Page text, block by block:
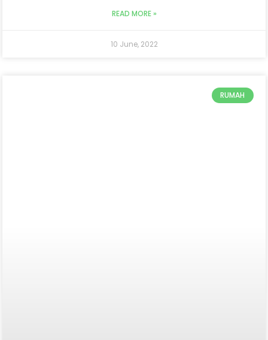
READ MORE »
10 June, 2022
RUMAH